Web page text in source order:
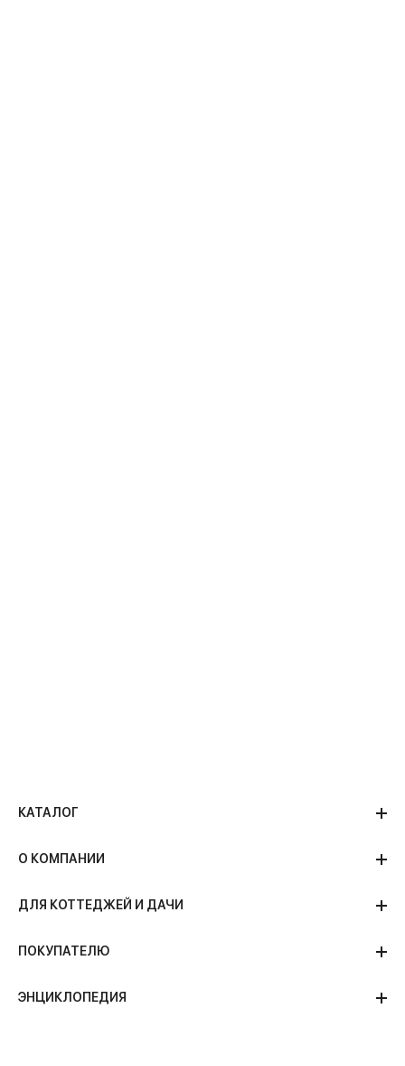
КАТАЛОГ
О КОМПАНИИ
ДЛЯ КОТТЕДЖЕЙ И ДАЧИ
ПОКУПАТЕЛЮ
ЭНЦИКЛОПЕДИЯ